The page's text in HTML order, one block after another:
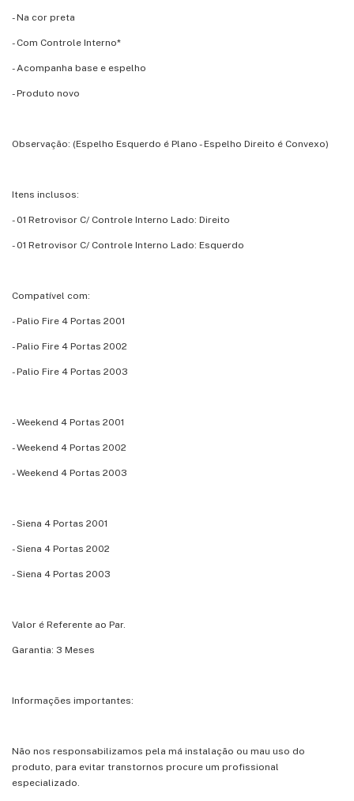
- Na cor preta
- Com Controle Interno*
- Acompanha base e espelho
- Produto novo
Observação: (Espelho Esquerdo é Plano - Espelho Direito é Convexo)
Itens inclusos:
- 01 Retrovisor C/ Controle Interno Lado: Direito
- 01 Retrovisor C/ Controle Interno Lado: Esquerdo
Compatível com:
- Palio Fire 4 Portas 2001
- Palio Fire 4 Portas 2002
- Palio Fire 4 Portas 2003
- Weekend 4 Portas 2001
- Weekend 4 Portas 2002
- Weekend 4 Portas 2003
- Siena 4 Portas 2001
- Siena 4 Portas 2002
- Siena 4 Portas 2003
Valor é Referente ao Par.
Garantia: 3 Meses
Informações importantes:
Não nos responsabilizamos pela má instalação ou mau uso do
produto, para evitar transtornos procure um profissional
especializado.